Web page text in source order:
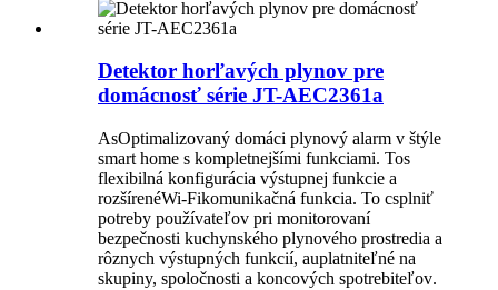
Detektor horľavých plynov pre
domácnosť série JT-AEC2361a
AsOptimalizovaný domáci plynový alarm v štýle
smart home s kompletnejšími funkciami. Tos
flexibilná konfigurácia výstupnej funkcie a
rozšírenéWi-Fikomunikačná funkcia. To csplniť
potreby používateľov pri monitorovaní
bezpečnosti kuchynského plynového prostredia a
rôznych výstupných funkcií, auplatniteľné na
skupiny, spoločnosti a koncových spotrebiteľov.